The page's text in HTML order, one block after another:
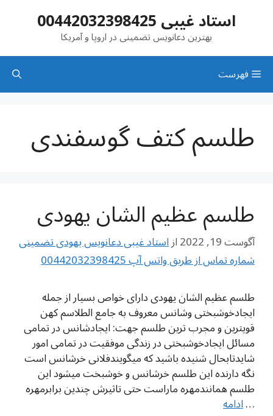
استاد غیبی 00442032398425
بهترین دعانویس تضمینی در اروپا و آمریکا
فهرست
طلسم کتف گوسفندی
طلسم عظیم الشان یهودی
آگوست 19, 2022 ازاستاد غیبی دعانویس یهودی تضمینی
شماره تماس از طریق واتس آپ 00442032398425
طلسم عظیم الشان یهودی دارای خواص بسیار از جمله
ایجادخوشبختی وشانس معروف به جامع الطلاسم کهن
قویترین و مجرب ترین طلسم جهت: ایجادشانس در تمامی
مسائل ایجادخوشبختی در زندگی موفقیت در تمامی امور
شایدتابحال شنیده باشید که میگویندفلانی خرشانس است
نگه دارنده این طلسم خرشانس و خوشبخت میشود این
طلسم همانندمهره ماراست حتی تاثیرش چندین برابرمهره
…ادامه